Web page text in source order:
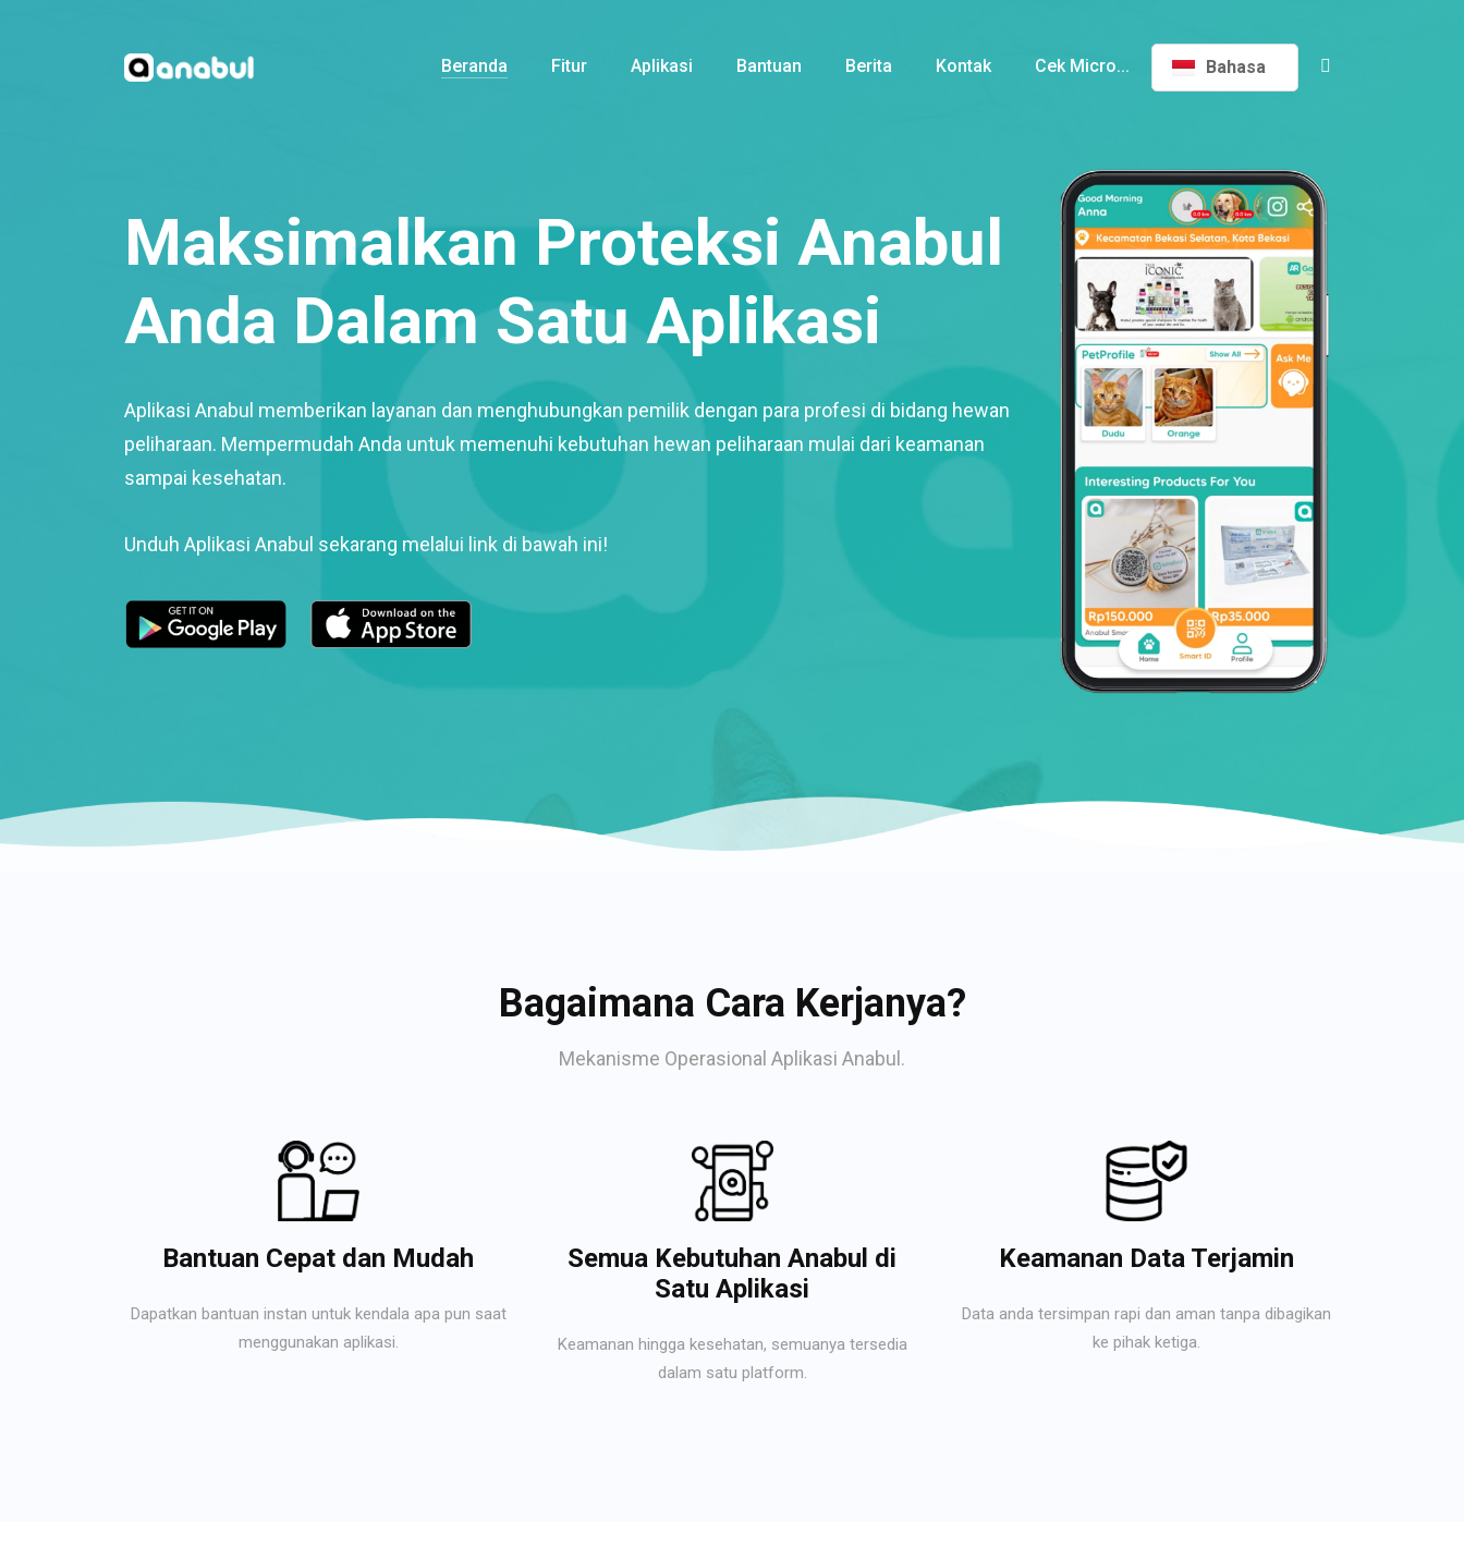
Beranda Fitur Aplikasi Bantuan Berita Kontak Cek Micro... Bahasa
Maksimalkan Proteksi Anabul
Anda Dalam Satu Aplikasi
Aplikasi Anabul memberikan layanan dan menghubungkan pemilik dengan para profesi di bidang hewan
peliharaan. Mempermudah Anda untuk memenuhi kebutuhan hewan peliharaan mulai dari keamanan
sampai kesehatan.
Unduh Aplikasi Anabul sekarang melalui link di bawah ini!
Bagaimana Cara Kerjanya?
Mekanisme Operasional Aplikasi Anabul.
Bantuan Cepat dan Mudah
Dapatkan bantuan instan untuk kendala apa pun saat
menggunakan aplikasi.
Semua Kebutuhan Anabul di
Satu Aplikasi
Keamanan hingga kesehatan, semuanya tersedia
dalam satu platform.
Keamanan Data Terjamin
Data anda tersimpan rapi dan aman tanpa dibagikan
ke pihak ketiga.